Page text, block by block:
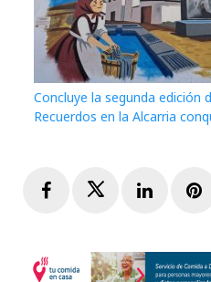
Concluye la segunda edición
Recuerdos en la Alcarria
FacebookTwitter